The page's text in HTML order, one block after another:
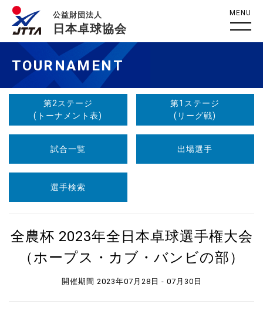
公益財団法人
日本卓球協会
MENU
TOURNAMENT
第2ステージ
(トーナメント表)
第1ステージ
(リーグ戦)
試合一覧 出場選手
選手検索
全農杯 2023年全日本卓球選手権大会
（ホープス・カブ・バンビの部）
開催期間 2023年07月28日 - 07月30日